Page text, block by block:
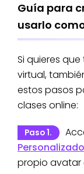
Guía para
usarlo
Si quieres
virtual,
estos pasos
clases online:
Paso 1.
propio avatar